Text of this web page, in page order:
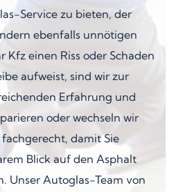
Service zu bieten, der
ebenfalls unnötigen
Kfz einen Riss oder Schaden
aufweist, sind wir zur
Erfahrung und
oder wechseln wir
damit Sie
Blick auf den Asphalt
Unser Autoglas-Team von